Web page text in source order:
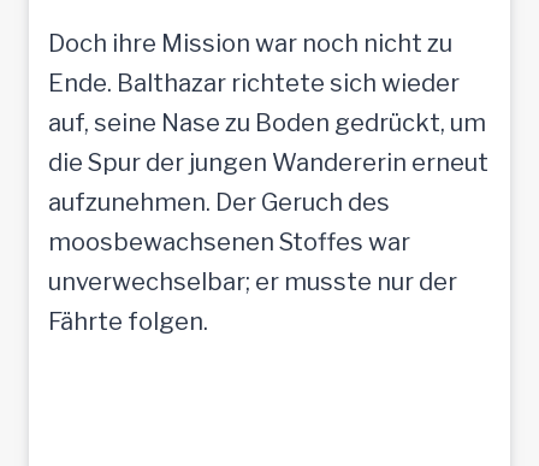
Doch ihre Mission war noch nicht zu
Ende. Balthazar richtete sich wieder
auf, seine Nase zu Boden gedrückt, um
die Spur der jungen Wandererin erneut
aufzunehmen. Der Geruch des
moosbewachsenen Stoffes war
unverwechselbar; er musste nur der
Fährte folgen.